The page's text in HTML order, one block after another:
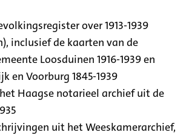
over 1913-1939
inclusief de kaarten van de
Loosduinen 1916-1939 en
en Voorburg 1845-1939
Haagse notarieel archief uit de
uit het Weeskamerarchief,